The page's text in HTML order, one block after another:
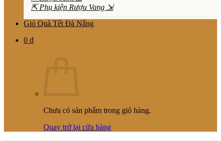
⇱ Phụ kiện Rượu Vang ⇲
Giỏ Quà Tết Đà Nẵng
0 ₫
Chưa có sản phẩm trong giỏ hàng.
Quay trở lại cửa hàng